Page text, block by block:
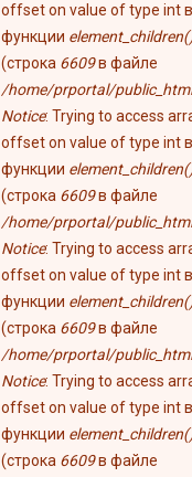
offset on value of type int в
функции
(строка 6609в файле
/home/prportal/
Notice: Trying to access
offset on value of type int в
функции
(строка 6609в файле
/home/prportal/
Notice: Trying to access
offset on value of type int в
функции
(строка 6609в файле
/home/prportal/
Notice: Trying to access
offset on value of type int в
функции
(строка 6609в файле